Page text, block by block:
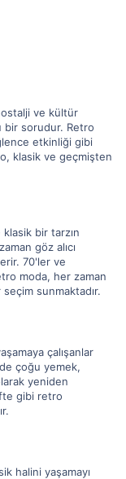
ve kültür
bir sorudur. Retro
etkinliği gibi
klasik ve geçmişten
bir tarzın
göz alıcı
70'ler ve
moda, her zaman
sunmaktadır.
çalışanlar
çoğu yemek,
yeniden
gibi retro
halini yaşamayı